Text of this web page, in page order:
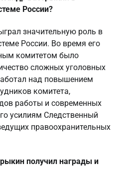
России?
значительную роль в
России. Во время его
комитетом было
сложных уголовных
над повышением
комитета,
работы и современных
усилиям Следственный
правоохранительных
получил награды и